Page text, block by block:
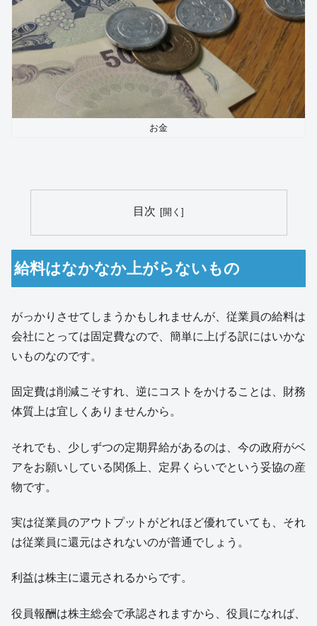
お金
目次
給料はなかなか上がらないもの
がっかりさせてしまうかもしれませんが、従業員の給料は
会社にとっては固定費なので、簡単に上げる訳にはいかな
いものなのです。
固定費は削減こそすれ、逆にコストをかけることは、財務
体質上は宜しくありませんから。
それでも、少しずつの定期昇給があるのは、今の政府がベ
アをお願いしている関係上、定昇くらいでという妥協の産
物です。
実は従業員のアウトプットがどれほど優れていても、それ
は従業員に還元はされないのが普通でしょう。
利益は株主に還元されるからです。
役員報酬は株主総会で承認されますから、役員になれば、